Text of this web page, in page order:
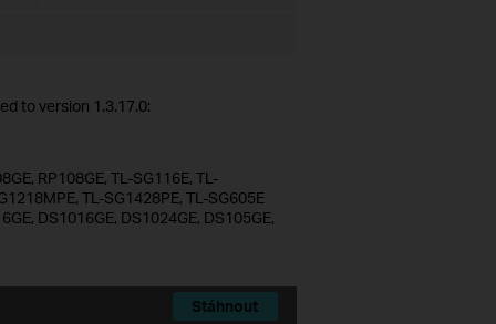
to version 1.3.17.0:
RP108GE, TL-SG116E, TL-
TL-SG1428PE, TL-SG605E
DS1016GE, DS1024GE, DS105GE,
Stáhnout